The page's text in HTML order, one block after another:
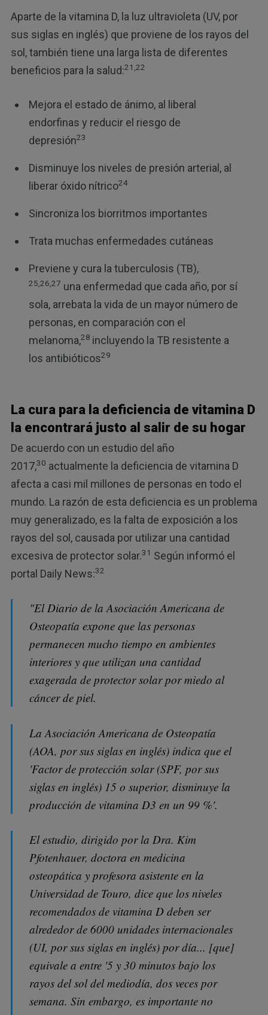
Aparte de la vitamina D, la luz ultravioleta (UV, por
sus siglas en inglés) que proviene de los rayos del
sol, también tiene una larga lista de diferentes
beneficios para la salud:21,22
Mejora el estado de ánimo, al liberal
endorfinas y reducir el riesgo de
depresión23
Disminuye los niveles de presión arterial, al
liberar óxido nítrico24
Sincroniza los biorritmos importantes
Trata muchas enfermedades cutáneas
Previene y cura la tuberculosis (TB),
25,26,27 una enfermedad que cada año, por sí
sola, arrebata la vida de un mayor número de
personas, en comparación con el
melanoma,28 incluyendo la TB resistente a
los antibióticos29
La cura para la deficiencia de vitamina D
la encontrará justo al salir de su hogar
De acuerdo con un estudio del año
2017,30 actualmente la deficiencia de vitamina D
afecta a casi mil millones de personas en todo el
mundo. La razón de esta deficiencia es un problema
muy generalizado, es la falta de exposición a los
rayos del sol, causada por utilizar una cantidad
excesiva de protector solar.31 Según informó el
portal Daily News:32
"El Diario de la Asociación Americana de
Osteopatía expone que las personas
permanecen mucho tiempo en ambientes
interiores y que utilizan una cantidad
exagerada de protector solar por miedo al
cáncer de piel.
La Asociación Americana de Osteopatía
(AOA, por sus siglas en inglés) indica que el
'Factor de protección solar (SPF, por sus
siglas en inglés) 15 o superior, disminuye la
producción de vitamina D3 en un 99 %'.
El estudio, dirigido por la Dra. Kim
Pfotenhauer, doctora en medicina
osteopática y profesora asistente en la
Universidad de Touro, dice que los niveles
recomendados de vitamina D deben ser
alrededor de 6000 unidades internacionales
(UI, por sus siglas en inglés) por día... [que]
equivale a entre '5 y 30 minutos bajo los
rayos del sol del mediodía, dos veces por
semana. Sin embargo, es importante no